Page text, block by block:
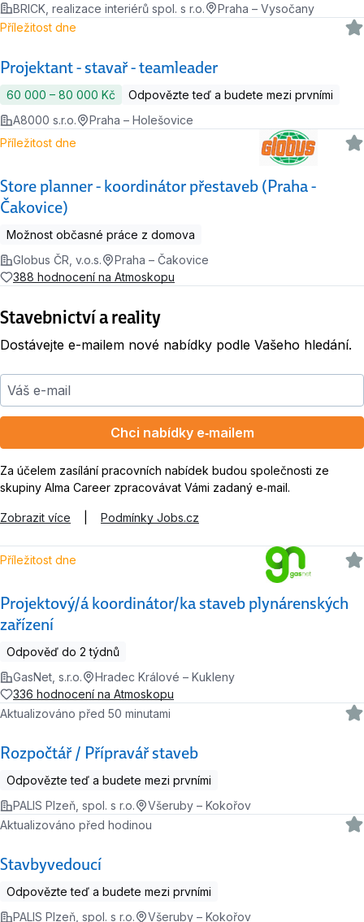
BRICK, realizace interiérů spol. s r.o.
Praha – Vysočany
Projektant - stavař - teamleader
Příležitost dne
60 000 ‍–‍ 80 000 Kč
Odpovězte teď a budete mezi prvními
A8000 s.r.o.
Praha – Holešovice
Store planner - koordinátor přestaveb (Praha -
Čakovice)
Příležitost dne
Možnost občasné práce z domova
Globus ČR, v.o.s.
Praha – Čakovice
388 hodnocení na Atmoskopu
Stavebnictví a reality
Dostávejte e-mailem nové nabídky podle Vašeho hledání.
Váš e-mail
Chci nabídky e‑mailem
Za účelem zasílání pracovních nabídek budou společnosti ze
skupiny Alma Career zpracovávat Vámi zadaný e‑mail.
Zobrazit více Podmínky Jobs.cz
Projektový/á koordinátor/ka staveb plynárenských
zařízení
Příležitost dne
Odpověď do 2 týdnů
GasNet, s.r.o.
Hradec Králové – Kukleny
336 hodnocení na Atmoskopu
Rozpočtář / Přípravář staveb
Aktualizováno před 50 minutami
Odpovězte teď a budete mezi prvními
PALIS Plzeň, spol. s r.o.
Všeruby – Kokořov
Stavbyvedoucí
Aktualizováno před hodinou
Odpovězte teď a budete mezi prvními
PALIS Plzeň, spol. s r.o.
Všeruby – Kokořov